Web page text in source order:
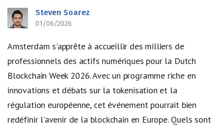
Steven Soarez
01/06/2026
Amsterdam s'apprête à accueillir des milliers de
professionnels des actifs numériques pour la Dutch
Blockchain Week 2026. Avec un programme riche en
innovations et débats sur la tokenisation et la
régulation européenne, cet événement pourrait bien
redéfinir l'avenir de la blockchain en Europe. Quels sont